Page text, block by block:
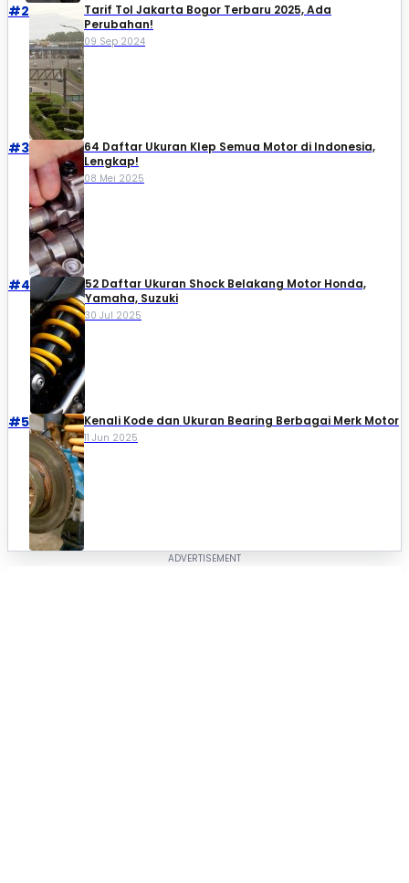
#2
Tarif Tol Jakarta Bogor Terbaru 2025, Ada
Perubahan!
09 Sep 2024
#3
64 Daftar Ukuran Klep Semua Motor di Indonesia,
Lengkap!
08 Mei 2025
#4
52 Daftar Ukuran Shock Belakang Motor Honda,
Yamaha, Suzuki​
30 Jul 2025
#5 Kenali Kode dan Ukuran Bearing Berbagai Merk Motor
11 Jun 2025